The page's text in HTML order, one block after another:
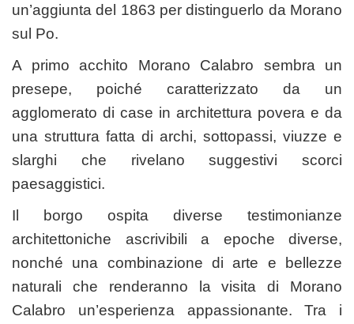
un’aggiunta del 1863 per distinguerlo da Morano
sul Po.
A primo acchito Morano Calabro sembra un
presepe, poiché caratterizzato da un
agglomerato di case in architettura povera e da
una struttura fatta di archi, sottopassi, viuzze e
slarghi che rivelano suggestivi scorci
paesaggistici.
Il borgo ospita diverse testimonianze
architettoniche ascrivibili a epoche diverse,
nonché una combinazione di arte e bellezze
naturali che renderanno la visita di Morano
Calabro un’esperienza appassionante. Tra i